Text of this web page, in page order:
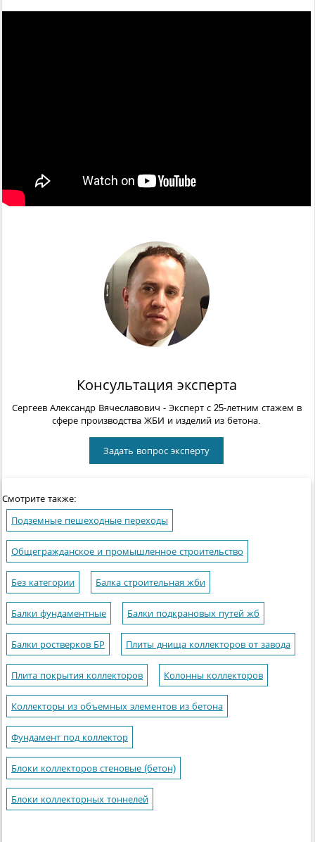
Консультация эксперта
Сергеев Александр Вячеславович - Эксперт с 25-летним стажем в
сфере производства ЖБИ и изделий из бетона.
Задать вопрос эксперту
Смотрите также:
Подземные пешеходные переходы
Общегражданское и промышленное строительство
Без категории Балка строительная жби
Балки фундаментные Балки подкрановых путей жб
Балки ростверков БР Плиты днища коллекторов от завода
Плита покрытия коллекторов Колонны коллекторов
Коллекторы из объемных элементов из бетона
Фундамент под коллектор
Блоки коллекторов стеновые (бетон)
Блоки коллекторных тоннелей